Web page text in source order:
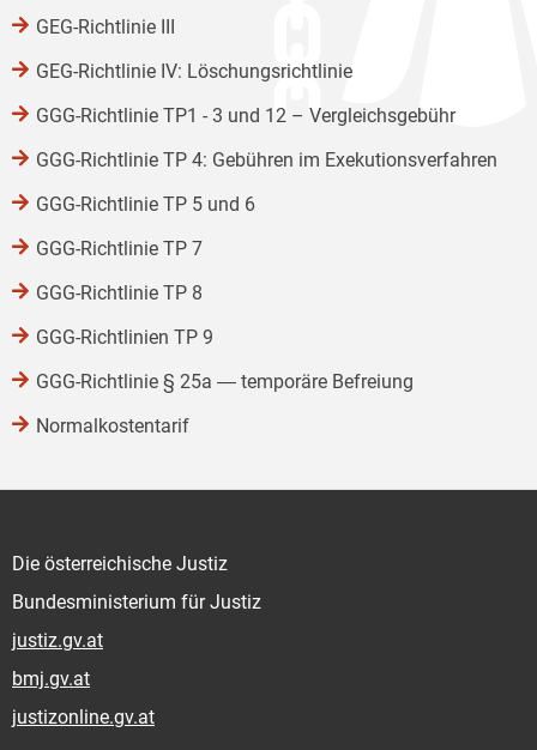
GEG-Richtlinie III
GEG-Richtlinie IV: Löschungsrichtlinie
GGG-Richtlinie TP1 - 3 und 12 – Vergleichsgebühr
GGG-Richtlinie TP 4: Gebühren im Exekutionsverfahren
GGG-Richtlinie TP 5 und 6
GGG-Richtlinie TP 7
GGG-Richtlinie TP 8
GGG-Richtlinien TP 9
GGG-Richtlinie § 25a ― temporäre Befreiung
Normalkostentarif
Die österreichische Justiz
Bundesministerium für Justiz
justiz.gv.at
bmj.gv.at
justizonline.gv.at